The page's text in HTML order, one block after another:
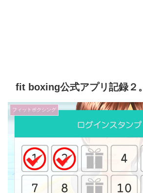
fit boxing公式アプリ記録２。
フィットボクシング